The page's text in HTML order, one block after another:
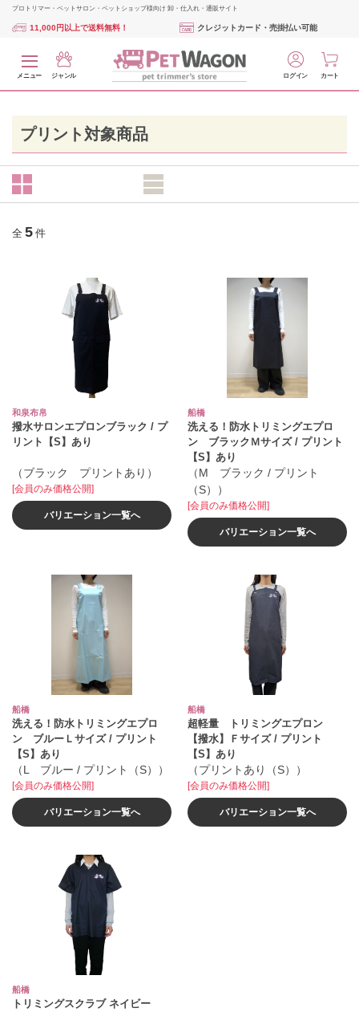
プロトリマー・ペットサロン・ペットショップ様向け 卸・仕入れ・通販サイト
11,000円以上で送料無料！ クレジットカード・売掛払い可能
メニュー ジャンル ログイン カート
プリント対象商品
全 5 件
和泉布帛
撥水サロンエプロンブラック / プ
リント【S】あり
（ブラック プリントあり）
[会員のみ価格公開]
バリエーション一覧へ
船橋
洗える！防水トリミングエプロ
ン ブラックＭサイズ / プリント
【S】あり
（M ブラック / プリント
（S））
[会員のみ価格公開]
バリエーション一覧へ
船橋
洗える！防水トリミングエプロ
ン ブルーＬサイズ / プリント
【S】あり
（L ブルー / プリント（S））
[会員のみ価格公開]
バリエーション一覧へ
船橋
超軽量 トリミングエプロン
【撥水】Ｆサイズ / プリント
【S】あり
（プリントあり（S））
[会員のみ価格公開]
バリエーション一覧へ
船橋
トリミングスクラブ ネイビー